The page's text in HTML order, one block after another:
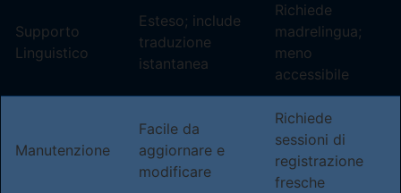
Supporto
Linguistico
Esteso; include
traduzione
istantanea
Richiede
madrelingua;
meno
accessibile
Manutenzione
Facile da
aggiornare e
modificare
Richiede
sessioni di
registrazione
fresche